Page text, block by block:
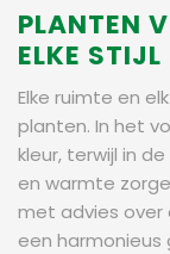
PLANTEN
ELKE STIJL
Elke ruimte en
planten. In het
kleur, terwijl in
en warmte
met advies over
een